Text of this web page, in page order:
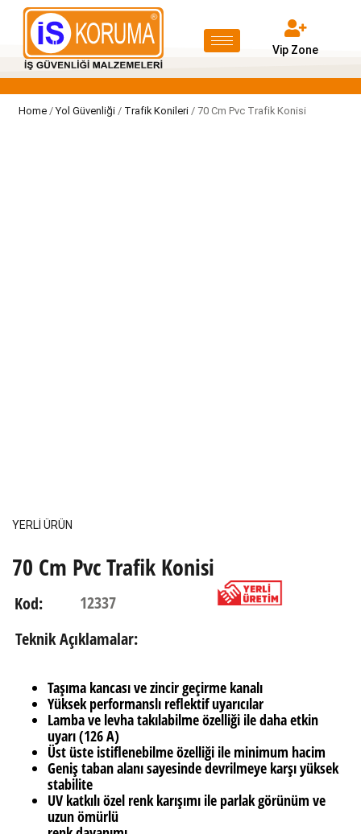
Vip Zone
Home/ Yol Güvenliği/ Trafik Konileri/ 70 Cm Pvc Trafik Konisi
YERLİ ÜRÜN
70 Cm Pvc Trafik Konisi
Kod:
12337
Teknik Açıklamalar:
Taşıma kancası ve zincir geçirme kanalı
Yüksek performanslı reflektif uyarıcılar
Lamba ve levha takılabilme özelliği ile daha etkin
uyarı (126 A)
Üst üste istiflenebilme özelliği ile minimum hacim
Geniş taban alanı sayesinde devrilmeye karşı yüksek
stabilite
UV katkılı özel renk karışımı ile parlak görünüm ve
uzun ömürlü